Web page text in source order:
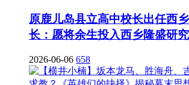
原鹿儿岛县立高中校长出任西
长：愿将余生投入西乡隆盛研究
2026-06-06 658